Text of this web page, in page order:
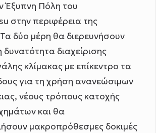
Έξυπνη Πόλη του
στην περιφέρεια της
δύο μέρη θα διερευνήσουν
δυνατότητα διαχείρισης
κλίμακας με επίκεντρο τα
για τη χρήση ανανεώσιμων
νέους τρόπους κατοχής
και θα
μακροπρόθεσμες δοκιμές